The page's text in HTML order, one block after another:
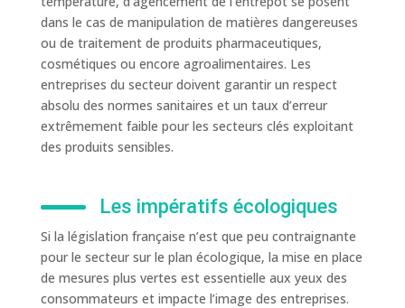
dans le cas de manipulation de matières dangereuses
ou de traitement de produits pharmaceutiques,
cosmétiques ou encore agroalimentaires. Les
entreprises du secteur doivent garantir un respect
absolu des normes sanitaires et un taux d’erreur
extrêmement faible pour les secteurs clés exploitant
des produits sensibles.
Les impératifs écologiques
Si la législation française n’est que peu contraignante
pour le secteur sur le plan écologique, la mise en place
de mesures plus vertes est essentielle aux yeux des
consommateurs et impacte l’image des entreprises.